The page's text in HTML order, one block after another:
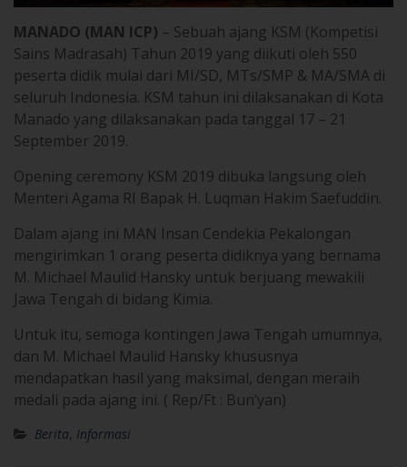
MANADO (MAN ICP) – Sebuah ajang KSM (Kompetisi
Sains Madrasah) Tahun 2019 yang diikuti oleh 550
peserta didik mulai dari MI/SD, MTs/SMP & MA/SMA di
seluruh Indonesia. KSM tahun ini dilaksanakan di Kota
Manado yang dilaksanakan pada tanggal 17 – 21
September 2019.
Opening ceremony KSM 2019 dibuka langsung oleh
Menteri Agama RI Bapak H. Luqman Hakim Saefuddin.
Dalam ajang ini MAN Insan Cendekia Pekalongan
mengirimkan 1 orang peserta didiknya yang bernama
M. Michael Maulid Hansky untuk berjuang mewakili
Jawa Tengah di bidang Kimia.
Untuk itu, semoga kontingen Jawa Tengah umumnya,
dan M. Michael Maulid Hansky khususnya
mendapatkan hasil yang maksimal, dengan meraih
medali pada ajang ini. ( Rep/Ft : Bun’yan)
Berita, Informasi